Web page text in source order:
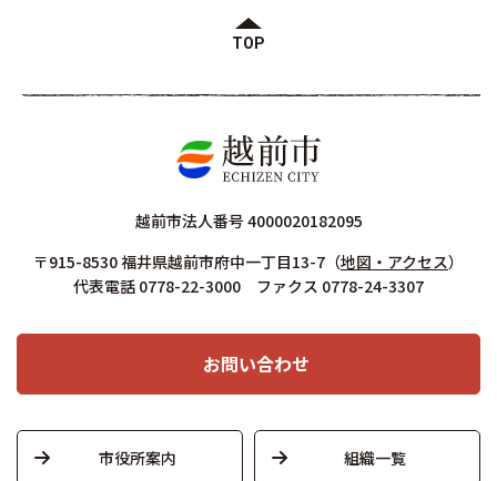
TOP
越前市法人番号 4000020182095
〒915-8530 福井県越前市府中一丁目13-7 （地図・アクセス）
代表電話 0778-22-3000 ファクス 0778-24-3307
お問い合わせ
市役所案内 組織一覧